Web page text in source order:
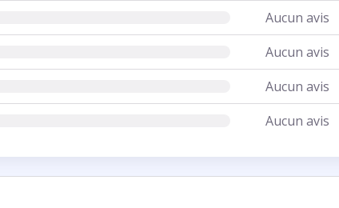
Aucun avis
Aucun avis
Aucun avis
Aucun avis